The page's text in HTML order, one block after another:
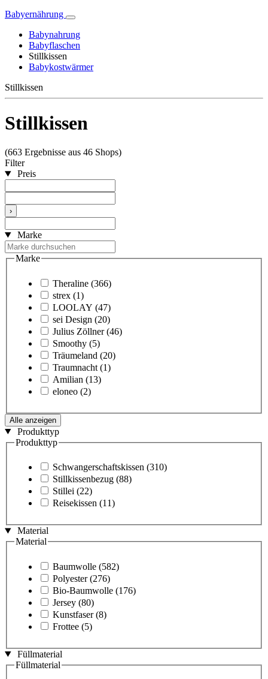
Babyernährung
Babynahrung
Babyflaschen
Stillkissen
Babykostwärmer
Stillkissen
Stillkissen
(663 Ergebnisse aus 46 Shops)
Filter
Preis
›
Marke
Marke
Theraline (366)
strex (1)
LOOLAY (47)
sei Design (20)
Julius Zöllner (46)
Smoothy (5)
Träumeland (20)
Traumnacht (1)
Amilian (13)
eloneo (2)
Alle anzeigen
Produkttyp
Produkttyp
Schwangerschaftskissen (310)
Stillkissenbezug (88)
Stillei (22)
Reisekissen (11)
Material
Material
Baumwolle (582)
Polyester (276)
Bio-Baumwolle (176)
Jersey (80)
Kunstfaser (8)
Frottee (5)
Füllmaterial
Füllmaterial